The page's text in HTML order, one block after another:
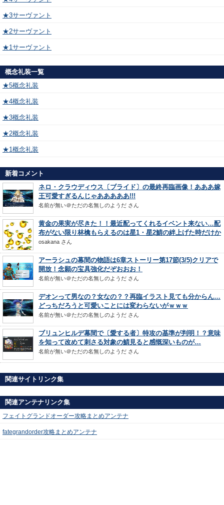
★3サーヴァント
★2サーヴァント
★1サーヴァント
概念礼装一覧
★5概念礼装
★4概念礼装
★3概念礼装
★2概念礼装
★1概念礼装
新着コメント
ネロ・クラウディウス〔ブライド〕の最終再臨画像！あああ嫁
王可愛すぎるんじゃあああああ!!!
名前が無い＠ただの名無しのようだ さん
黄金の果実が尽きた！！最近配ってくれるイベント来ない…配
布がない限り林檎もらえるのは星1・星2鯖の絆上げた時だけか
osakana さん
アーラシュの幕間の物語は6章ストーリー第17節(3/5)クリアで
開放！念願の宝具強化だぞおおお！
名前が無い＠ただの名無しのようだ さん
デオンって男なの？女なの？？再臨イラスト見ても分からん…
どっちだろうと可愛いことには変わらないがｗｗｗ
名前が無い＠ただの名無しのようだ さん
ブリュンヒルデ幕間で〔愛する者〕特攻の基準が判明！？意味
を知って改めて刺さる対象の鯖見ると感慨深いものが…
名前が無い＠ただの名無しのようだ さん
関連サイトリンク集
関連アンテナリンク集
フェイトグランドオーダー攻略まとめアンテナ
fategrandorder攻略まとめアンテナ